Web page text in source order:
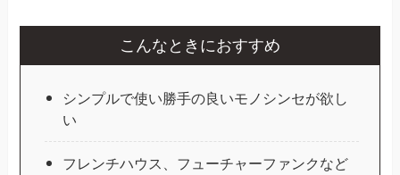
こんなときにおすすめ
シンプルで使い勝手の良いモノシンセが欲し
い
フレンチハウス、フューチャーファンクなど